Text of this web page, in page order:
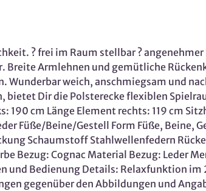
? frei im Raum stellbar ?
Armlehnen und gemütliche
weich, anschmiegsam und
bietet Dir die Polsterecke flexiblen
190 cm Länge Element rechts: 119 cm
Füße/Beine/Gestell Form Füße, Beine,
Schaumstoff Stahlwellenfedern
Bezug: Cognac Material Bezug: Leder
und Bedienung Details: Relaxfunktion
gegenüber den Abbildungen und